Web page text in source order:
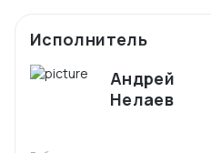
Исполнитель
Андрей
Нелаев